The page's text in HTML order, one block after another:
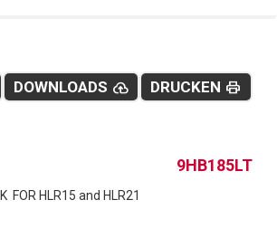
DRUCKEN print
DOWNLOADS cloud_upload
9HB185LT
FOR HLR15 and HLR21